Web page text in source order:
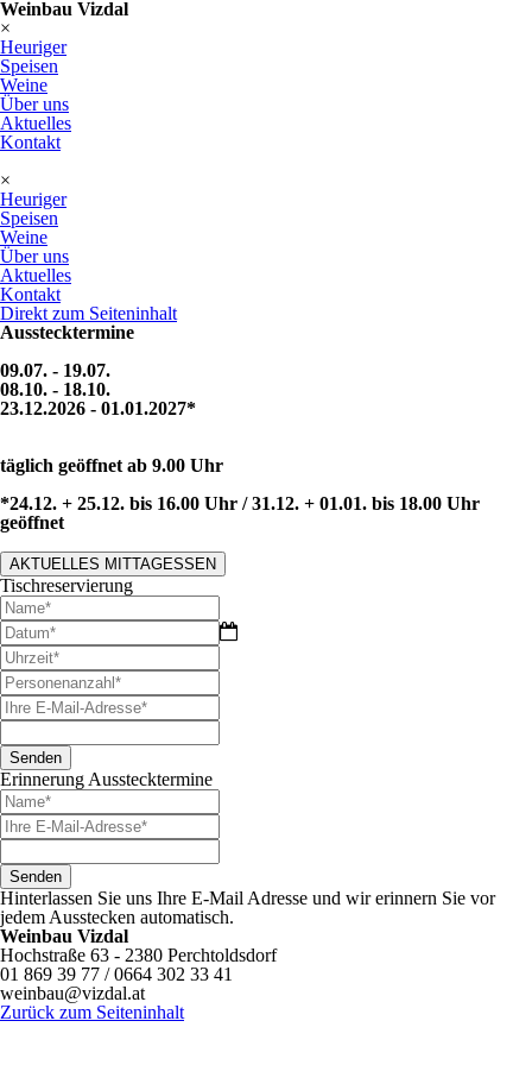
Weinbau Vizdal
×
Heuriger
Speisen
Weine
Über uns
Aktuelles
Kontakt
×
Heuriger
Speisen
Weine
Über uns
Aktuelles
Kontakt
Direkt zum Seiteninhalt
Ausstecktermine
09.07. - 19.07.
08.10. - 18.10.
23.12.2026 - 01.01.2027*
täglich geöffnet ab 9.00 Uhr
*24.12. + 25.12. bis 16.00 Uhr / 31.12. + 01.01. bis 18.00 Uhr
geöffnet
AKTUELLES MITTAGESSEN
Tischreservierung
Erinnerung Ausstecktermine
Hinterlassen Sie uns Ihre E-Mail Adresse und wir erinnern Sie vor
jedem Ausstecken automatisch.
Weinbau Vizdal
Hochstraße 63 - 2380 Perchtoldsdorf
01 869 39 77 /0664 302 33 41
weinbau@vizdal.at
Zurück zum Seiteninhalt